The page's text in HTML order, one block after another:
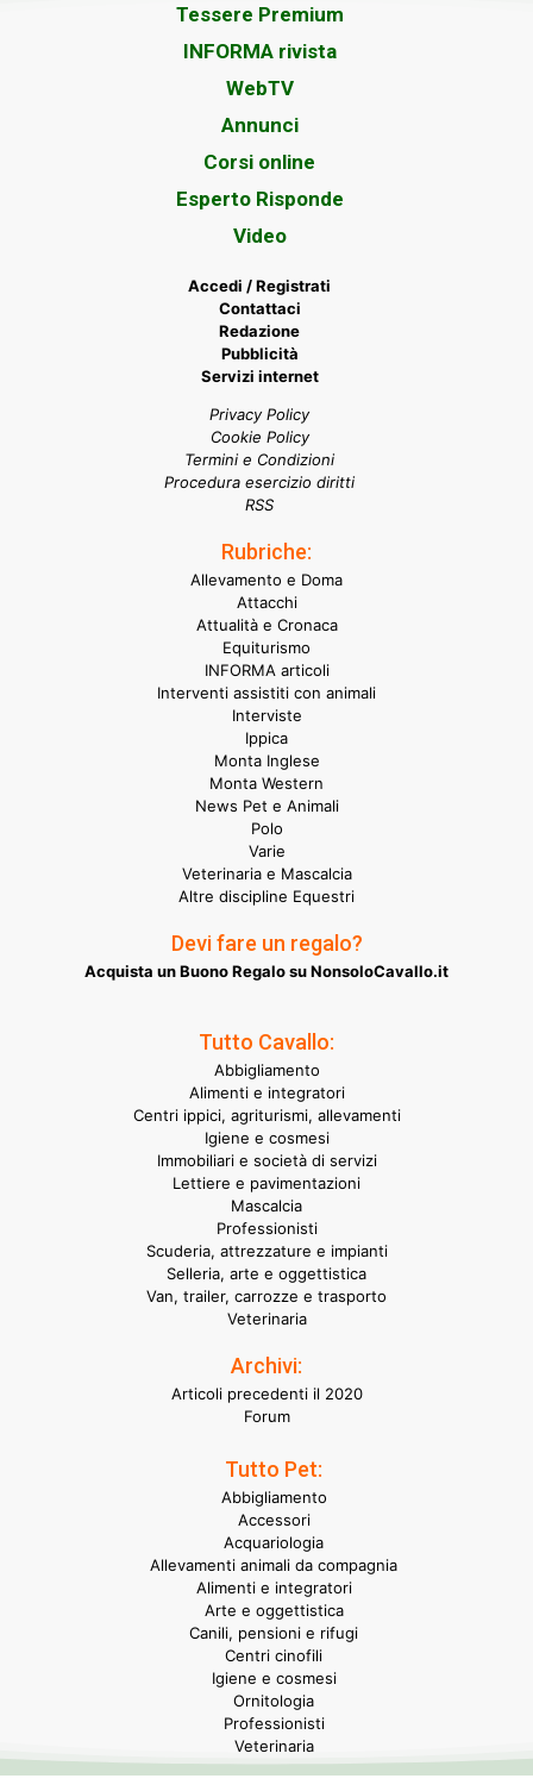
Tessere Premium
INFORMA rivista
WebTV
Annunci
Corsi online
Esperto Risponde
Video
Accedi / Registrati
Contattaci
Redazione
Pubblicità
Servizi internet
Privacy Policy
Cookie Policy
Termini e Condizioni
Procedura esercizio diritti
RSS
Rubriche:
Allevamento e Doma
Attacchi
Attualità e Cronaca
Equiturismo
INFORMA articoli
Interventi assistiti con animali
Interviste
Ippica
Monta Inglese
Monta Western
News Pet e Animali
Polo
Varie
Veterinaria e Mascalcia
Altre discipline Equestri
Devi fare un regalo?
Acquista un Buono Regalo su NonsoloCavallo.it
Tutto Cavallo:
Abbigliamento
Alimenti e integratori
Centri ippici, agriturismi, allevamenti
Igiene e cosmesi
Immobiliari e società di servizi
Lettiere e pavimentazioni
Mascalcia
Professionisti
Scuderia, attrezzature e impianti
Selleria, arte e oggettistica
Van, trailer, carrozze e trasporto
Veterinaria
Archivi:
Articoli precedenti il 2020
Forum
Tutto Pet:
Abbigliamento
Accessori
Acquariologia
Allevamenti animali da compagnia
Alimenti e integratori
Arte e oggettistica
Canili, pensioni e rifugi
Centri cinofili
Igiene e cosmesi
Ornitologia
Professionisti
Veterinaria